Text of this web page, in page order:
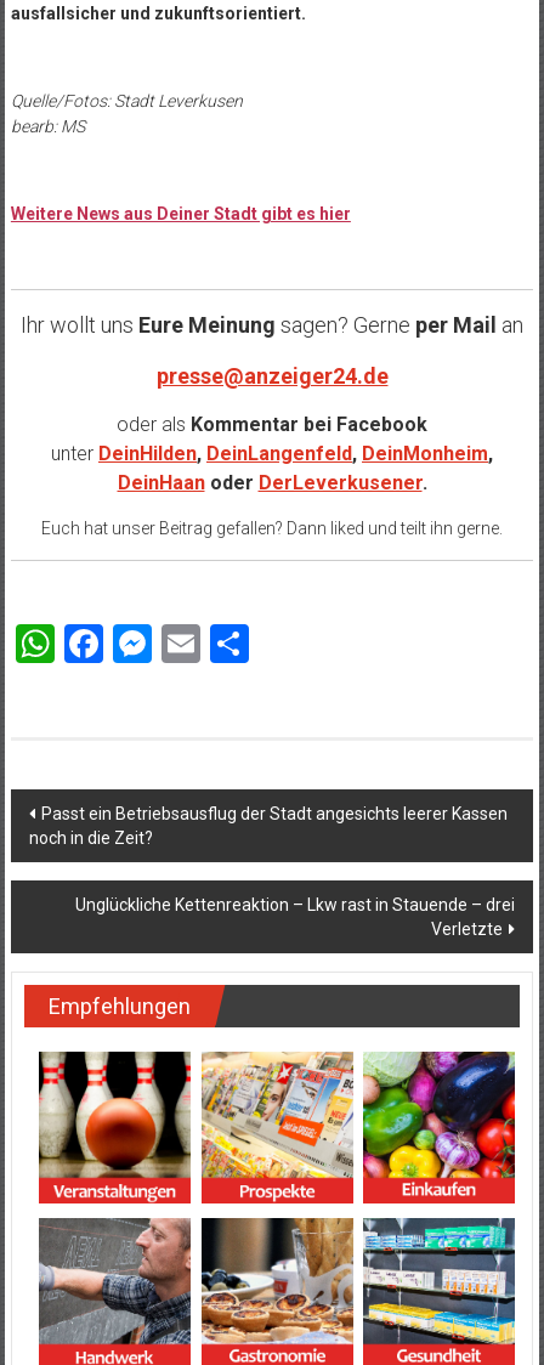
ausfallsicher und zukunftsorientiert.
Quelle/Fotos: Stadt Leverkusen
bearb: MS
Weitere News aus Deiner Stadt gibt es hier
Ihr wollt uns Eure Meinung sagen? Gerne per Mail an
presse@anzeiger24.de
oder als Kommentar bei Facebook
unter DeinHilden, DeinLangenfeld, DeinMonheim,
DeinHaanoder DerLeverkusener.
Euch hat unser Beitrag gefallen? Dann liked und teilt ihn gerne.
WhatsApp
Facebook
Messenger
EmailTeilen
Beitragsnavigation
Passt ein Betriebsausflug der Stadt angesichts leerer Kassen
noch in die Zeit?
Unglückliche Kettenreaktion – Lkw rast in Stauende – drei
Verletzte
Empfehlungen